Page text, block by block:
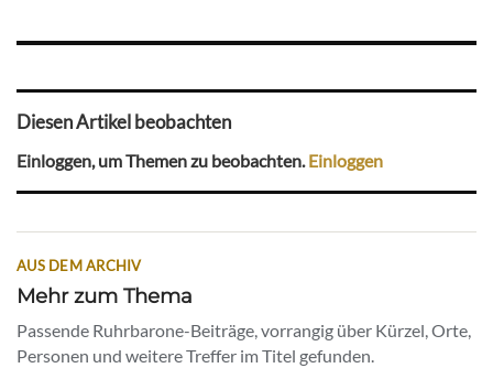
Diesen Artikel beobachten
Einloggen, um Themen zu beobachten.Einloggen
AUS DEM ARCHIV
Mehr zum Thema
Passende Ruhrbarone-Beiträge, vorrangig über Kürzel, Orte,
Personen und weitere Treffer im Titel gefunden.